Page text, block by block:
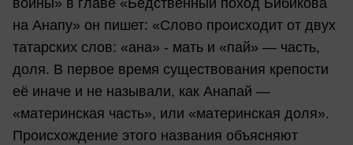
войны» в главе «Бедственный поход Бибикова
на Анапу» он пишет: «Слово происходит от двух
татарских слов: «ана» - мать и «пай» — часть,
доля. В первое время существования крепости
её иначе и не называли, как Анапай —
«материнская часть», или «материнская доля».
Происхождение этого названия объясняют